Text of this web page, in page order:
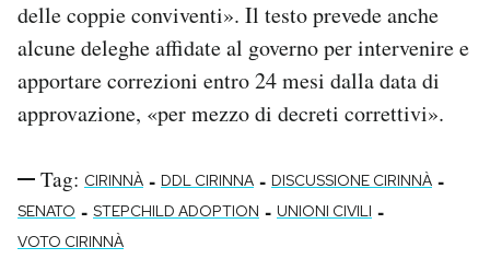
delle coppie conviventi». Il testo prevede anche
alcune deleghe affidate al governo per intervenire e
apportare correzioni entro 24 mesi dalla data di
approvazione, «per mezzo di decreti correttivi».
Tag: CIRINNÀ - DDL CIRINNA - DISCUSSIONE CIRINNÀ -
SENATO - STEPCHILD ADOPTION - UNIONI CIVILI -
VOTO CIRINNÀ